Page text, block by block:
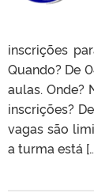
inscrições
Quando? De
aulas. Onde?
inscrições?
vagas são
a turma está